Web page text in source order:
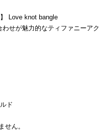
Love knot bangle
せが魅力的なティファニーアク
ド
ん。